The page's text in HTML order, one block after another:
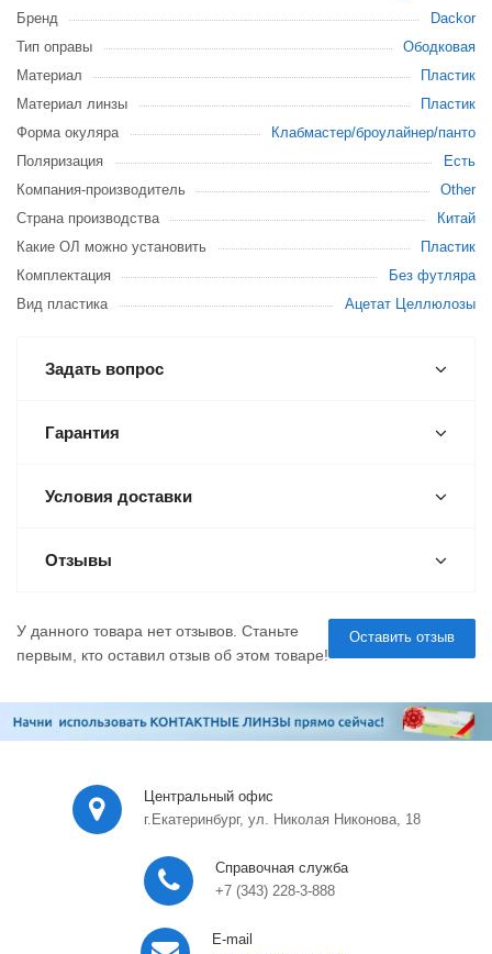
Бренд
Dackor
Тип оправы
Ободковая
Материал
Пластик
Материал линзы
Пластик
Форма окуляра
Клабмастер/броулайнер/панто
Поляризация
Есть
Компания-производитель
Other
Страна производства
Китай
Какие ОЛ можно установить
Пластик
Комплектация
Без футляра
Вид пластика
Ацетат Целлюлозы
Задать вопрос
Гарантия
Условия доставки
Отзывы
Оставить отзыв
У данного товара нет отзывов. Станьте
первым, кто оставил отзыв об этом товаре!
Центральный офис
г.Екатеринбург, ул. Николая Никонова, 18
Справочная служба
+7 (343) 228-3-888
E-mail